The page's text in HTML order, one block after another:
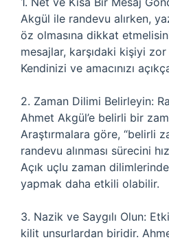
Akgül ile randevu alırken,
öz olmasına dikkat
mesajlar, karşıdaki kişiyi
Kendinizi ve amacınızı
2. Zaman Dilimi Belirleyin:
Ahmet Akgül’e belirli bir
Araştırmalara göre, “belirli
randevu alınması sürecini
Açık uçlu zaman
yapmak daha etkili olabilir.
3. Nazik ve Saygılı Olun:
kilit unsurlardan biridir.